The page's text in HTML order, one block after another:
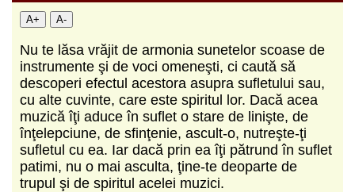
A+ A-
Nu te lăsa vrăjit de armonia sunetelor scoase de
instrumente şi de voci omeneşti, ci caută să
descoperi efectul acestora asupra sufletului sau,
cu alte cuvinte, care este spiritul lor. Dacă acea
muzică îţi aduce în suflet o stare de linişte, de
înţelepciune, de sfinţenie, ascult-o, nutreşte-ţi
sufletul cu ea. Iar dacă prin ea îţi pătrund în suflet
patimi, nu o mai asculta, ţine-te deoparte de
trupul şi de spiritul acelei muzici.